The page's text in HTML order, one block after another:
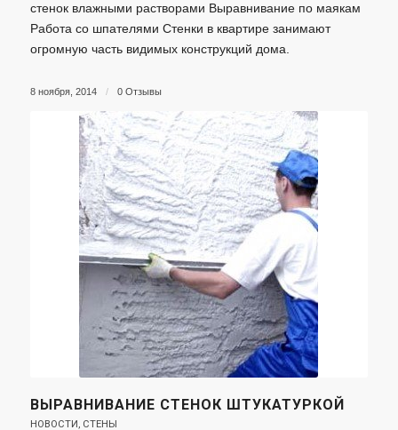
стенок влажными растворами Выравнивание по маякам
Работа со шпателями Стенки в квартире занимают
огромную часть видимых конструкций дома.
8 ноября, 2014 / 0 Отзывы
ВЫРАВНИВАНИЕ СТЕНОК ШТУКАТУРКОЙ
НОВОСТИ , СТЕНЫ